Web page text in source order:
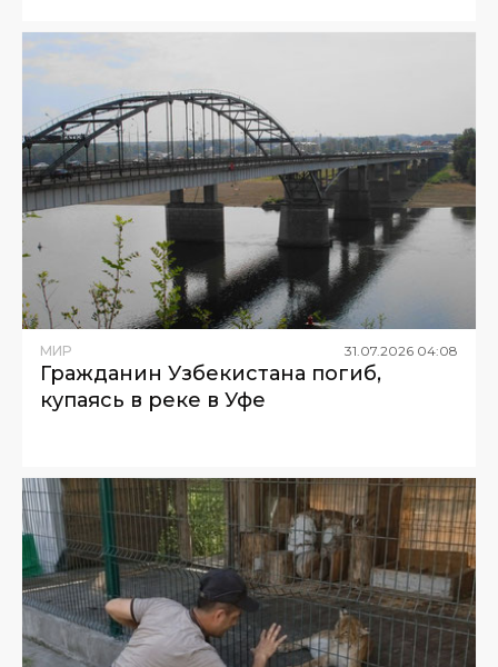
МИР 31.07.2026 04:08
Гражданин Узбекистана погиб,
купаясь в реке в Уфе